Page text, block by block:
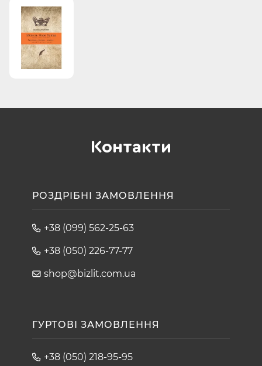
Контакти
РОЗДРІБНІ ЗАМОВЛЕННЯ
+38 (099) 562-25-63
+38 (050) 226-77-77
shop@bizlit.com.ua
ГУРТОВІ ЗАМОВЛЕННЯ
+38 (050) 218-95-95